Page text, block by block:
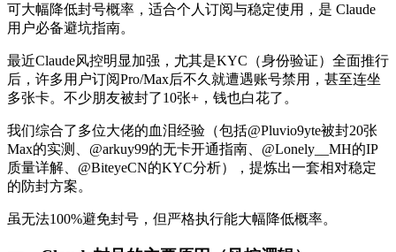
可大幅降低封号概率，适合个人订阅与稳定使用，是 Claude
用户必备避坑指南。
最近Claude风控明显加强，尤其是KYC（身份验证）全面推行
后，许多用户订阅Pro/Max后不久就遭遇账号禁用，甚至连坐
多张卡。不少朋友被封了10张+，钱也白花了。
我们综合了多位大佬的血泪经验（包括@Pluvio9yte被封20张
Max的实测、@arkuy99的无卡开通指南、@Lonely__MH的IP
质量详解、@BiteyeCN的KYC分析），提炼出一套相对稳定
的防封方案。
虽无法100%避免封号，但严格执行能大幅降低概率。